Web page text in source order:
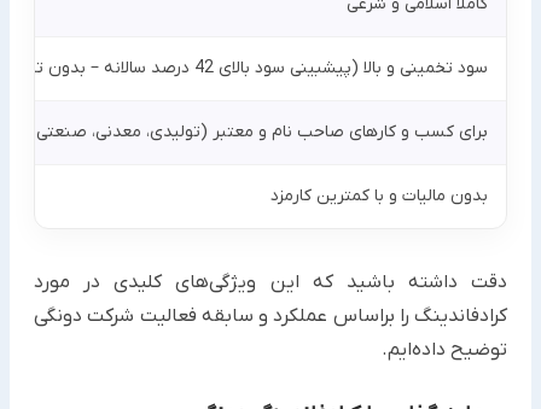
سود تخمینی و بالا (پیشبینی سود بالای 42 درصد سالانه – بدون تضمین سود)
برای کسب و کارهای صاحب نام و معتبر (تولیدی، معدنی، صنعتی و…)
بدون مالیات و با کمترین کارمزد
دقت داشته باشید که این ویژگی‌های کلیدی در مورد
کرادفاندینگ را براساس عملکرد و سابقه فعالیت شرکت دونگی
توضیح ‏داده‌ایم. ‏